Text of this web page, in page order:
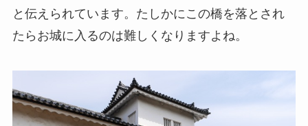
と伝えられています。たしかにこの橋を落とされ
たらお城に入るのは難しくなりますよね。